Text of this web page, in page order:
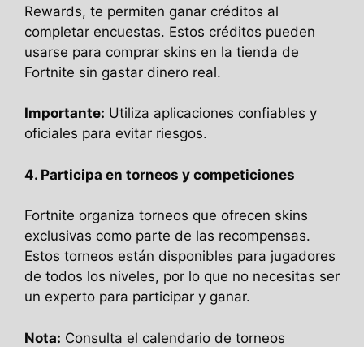
Rewards, te permiten ganar créditos al
completar encuestas. Estos créditos pueden
usarse para comprar skins en la tienda de
Fortnite sin gastar dinero real.
Importante: Utiliza aplicaciones confiables y
oficiales para evitar riesgos.
4. Participa en torneos y competiciones
Fortnite organiza torneos que ofrecen skins
exclusivas como parte de las recompensas.
Estos torneos están disponibles para jugadores
de todos los niveles, por lo que no necesitas ser
un experto para participar y ganar.
Nota: Consulta el calendario de torneos